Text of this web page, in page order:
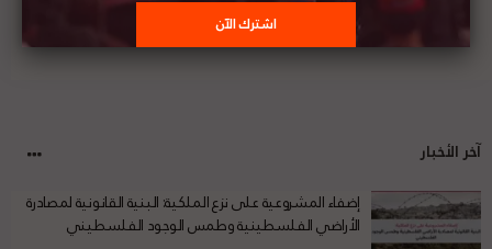
آخر الأخبار
إضفاء المشروعية على نزع الملكية: البنية القانونية لمصادرة
الأراضي الفلسطينية وطمس الوجود الفلسطيني